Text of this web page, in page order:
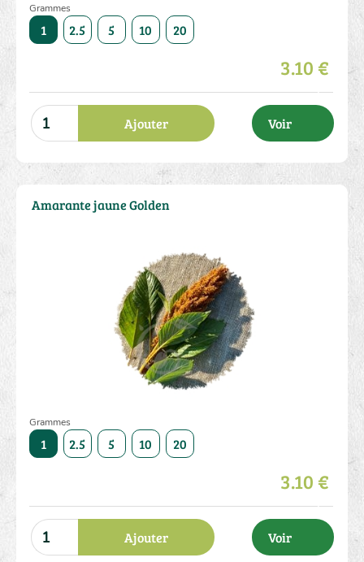
Grammes
1 2.5 5 10 20
3.10 €
Ajouter Voir
Grammes
1 2.5 5 10 20
3.10 €
Ajouter Voir
Amarante jaune Golden